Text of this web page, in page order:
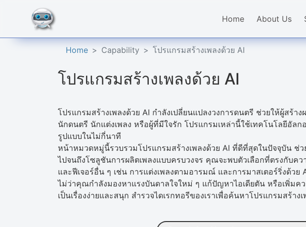
Home About Us
Home Capability โปรแกรมสร้างเพลงด้วย AI
โปรแกรมสร้างเพลงด้วย AI
โปรแกรมสร้างเพลงด้วย AI กำลังเปลี่ยนแปลงวงการดนตรี ช่วยให้ผู้สร้
นักดนตรี นักแต่งเพลง หรือผู้ที่มีใจรัก โปรแกรมเหล่านี้ใช้เทคโนโลยีอัล
รูปแบบในไม่กี่นาที
หน้าหมวดหมู่นี้รวบรวมโปรแกรมสร้างเพลงด้วย AI ที่ดีที่สุดในปัจจุบัน ช่ว
ไปจนถึงโซลูชันการผลิตเพลงแบบครบวงจร คุณจะพบตัวเลือกที่ตรงกับค
และฟีเจอร์อื่น ๆ เช่น การแต่งเพลงตามอารมณ์ และการมาสเตอร์ริ่งด้วย
ไม่ว่าคุณกำลังมองหาแรงบันดาลใจใหม่ ๆ แก้ปัญหาไอเดียตัน หรือเพิ่มค
เป็นเรื่องง่ายและสนุก สำรวจไดเรกทอรีของเราเพื่อค้นหาโปรแกรมสร้